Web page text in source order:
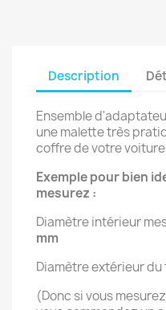
Description
Ensemble
une malette très
coffre de votre
Exemple pour bien
mesurez :
Diamètre intérieur
mm
Diamètre extérieur
(Donc si vous